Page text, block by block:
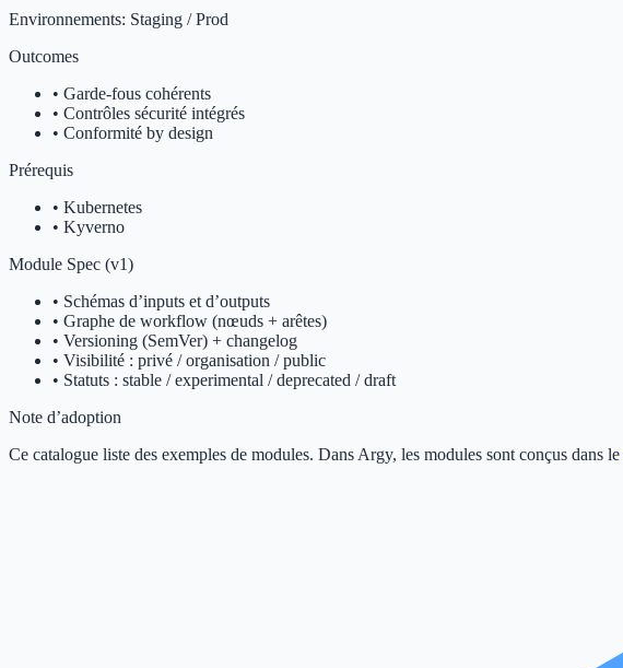
Environnements: Staging / Prod
Outcomes
• Garde-fous cohérents
• Contrôles sécurité intégrés
• Conformité by design
Prérequis
• Kubernetes
• Kyverno
Module Spec (v1)
• Schémas d’inputs et d’outputs
• Graphe de workflow (nœuds + arêtes)
• Versioning (SemVer) + changelog
• Visibilité : privé / organisation / public
• Statuts : stable / experimental / deprecated / draft
Note d’adoption
Ce catalogue liste des exemples de modules. Dans Argy, les modules sont conçus dans le